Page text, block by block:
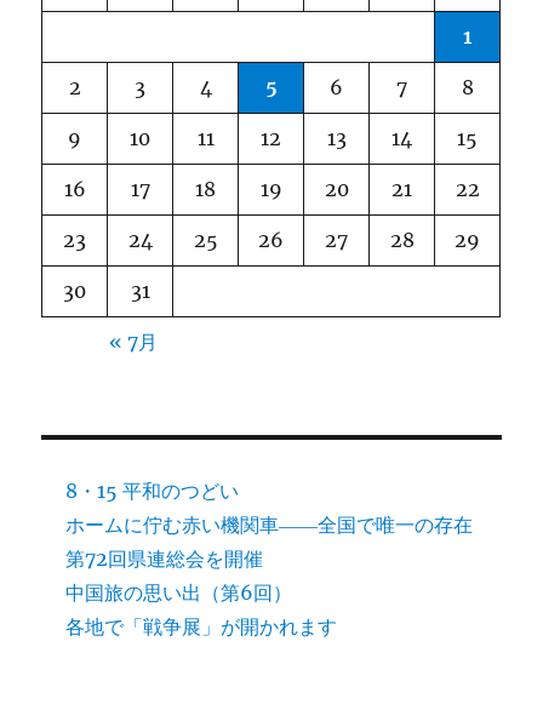
ョ
ン
1
2 3 4 5 6 7 8
9 10 11 12 13 14 15
16 17 18 19 20 21 22
23 24 25 26 27 28 29
30 31
« 7月
8・15 平和のつどい
ホームに佇む赤い機関車――全国で唯一の存在
第72回県連総会を開催
中国旅の思い出（第6回）
各地で「戦争展」が開かれます